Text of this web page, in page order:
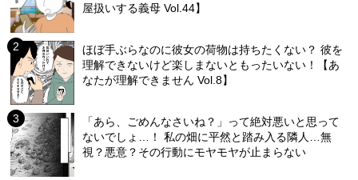
屋扱いする義母 Vol.44】
ほぼ手ぶらなのに彼女の荷物は持ちたくない？ 彼を
理解できないけど楽しまないともったいない！【あ
なたが理解できません Vol.8】
「あら、ごめんなさいね？」って絶対悪いと思って
ないでしょ…！ 私の畑に平然と踏み入る隣人…無
視？悪意？その行動にモヤモヤが止まらない